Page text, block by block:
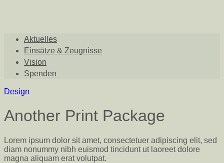
Aktuelles
Einsätze & Zeugnisse
Vision
Spenden
Design
Another Print Package
Lorem ipsum dolor sit amet, consectetuer adipiscing elit, sed
diam nonummy nibh euismod tincidunt ut laoreet dolore
magna aliquam erat volutpat.